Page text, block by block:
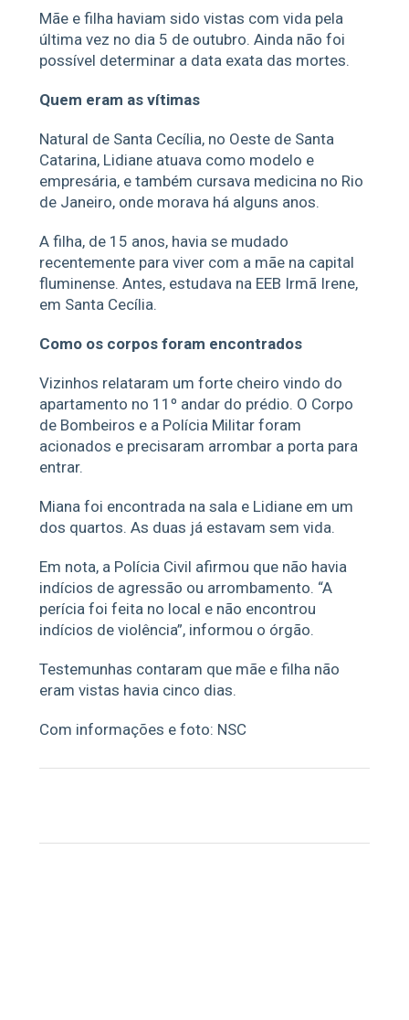
Mãe e filha haviam sido vistas com vida pela
última vez no dia 5 de outubro. Ainda não foi
possível determinar a data exata das mortes.
Quem eram as vítimas
Natural de Santa Cecília, no Oeste de Santa
Catarina, Lidiane atuava como modelo e
empresária, e também cursava medicina no Rio
de Janeiro, onde morava há alguns anos.
A filha, de 15 anos, havia se mudado
recentemente para viver com a mãe na capital
fluminense. Antes, estudava na EEB Irmã Irene,
em Santa Cecília.
Como os corpos foram encontrados
Vizinhos relataram um forte cheiro vindo do
apartamento no 11º andar do prédio. O Corpo
de Bombeiros e a Polícia Militar foram
acionados e precisaram arrombar a porta para
entrar.
Miana foi encontrada na sala e Lidiane em um
dos quartos. As duas já estavam sem vida.
Em nota, a Polícia Civil afirmou que não havia
indícios de agressão ou arrombamento. “A
perícia foi feita no local e não encontrou
indícios de violência”, informou o órgão.
Testemunhas contaram que mãe e filha não
eram vistas havia cinco dias.
Com informações e foto: NSC